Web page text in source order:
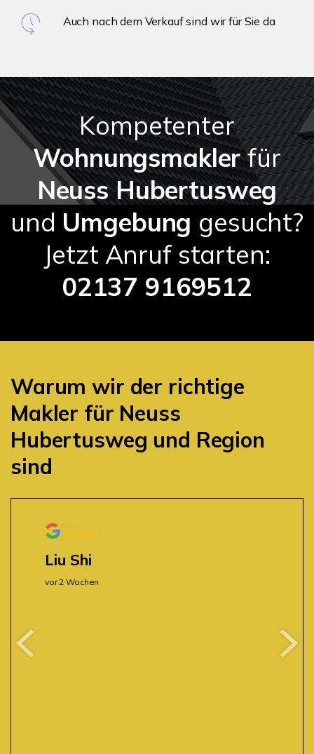
Auch nach dem Verkauf sind wir für Sie da
Kompetenter
Wohnungsmaklerfür
Neuss Hubertusweg
und Umgebung gesucht?
Jetzt Anruf starten:
02137 9169512
Warum wir der richtige
Makler für Neuss
Hubertusweg und Region
sind
Liu Shi
vor 2 Wochen